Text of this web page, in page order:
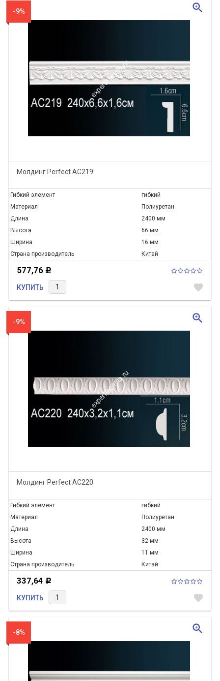
-9%
Молдинг Perfect AC219
Гибкий элемент
гибкий
Материал
Полиуретан
Длина
2400 мм
Высота
66 мм
Ширина
16 мм
Страна производитель
Китай
577,76 Р
КУПИТЬ favorite
zoom_in
-9%
Молдинг Perfect AC220
Гибкий элемент
гибкий
Материал
Полиуретан
Длина
2400 мм
Высота
32 мм
Ширина
11 мм
Страна производитель
Китай
337,64 Р
КУПИТЬ favorite
zoom_in
-8% zoom_in